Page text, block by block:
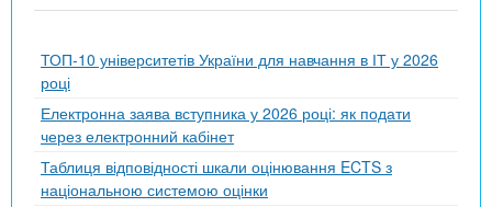
ТОП-10 університетів України для навчання в ІТ у 2026
році
Електронна заява вступника у 2026 році: як подати
через електронний кабінет
Таблиця відповідності шкали оцінювання ECTS з
національною системою оцінки